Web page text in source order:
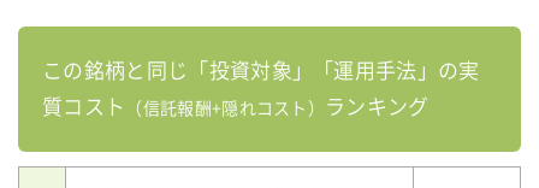
この銘柄と同じ「投資対象」「運用手法」の実
質コスト
（信託報酬+隠れコスト） ランキング